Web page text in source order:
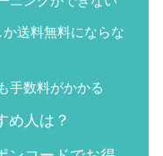
送料無料にならな
手数料がかかる
め人は？